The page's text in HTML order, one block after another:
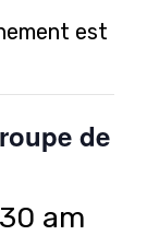
est
de
am